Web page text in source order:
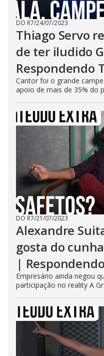
DO R7/24/07/2023
Thiago Servo
de ter iludido
Respondendo
Cantor foi o grande
apoio de mais de 35% do
DO R7/21/07/2023
Alexandre
gosta do
|
Empresário ainda negou
participação no reality A